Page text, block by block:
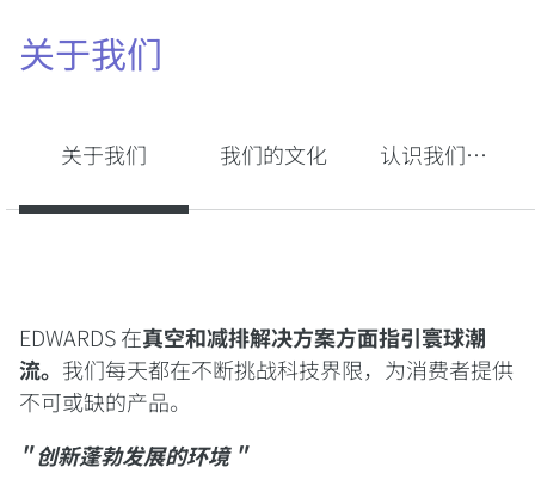
关于我们
关于我们 我们的文化 认识我们的员工
EDWARDS 在真空和减排解决方案方面指引寰球潮
流。 我们每天都在不断挑战科技界限，为消费者提供
不可或缺的产品。
" 创新蓬勃发展的环境 "